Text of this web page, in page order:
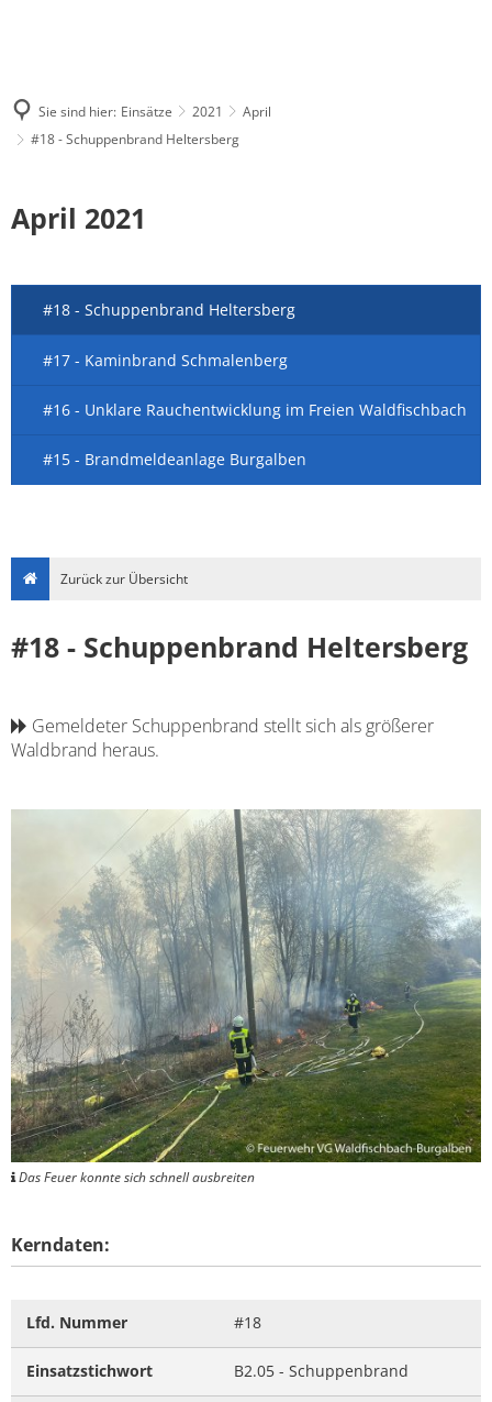
Sie sind hier: Einsätze 2021
April
#18 - Schuppenbrand Heltersberg
April 2021
#18 - Schuppenbrand Heltersberg
#17 - Kaminbrand Schmalenberg
#16 - Unklare Rauchentwicklung im Freien Waldfischbach
#15 - Brandmeldeanlage Burgalben
Zurück zur Übersicht
#18 - Schuppenbrand Heltersberg
Gemeldeter Schuppenbrand stellt sich als größerer
Waldbrand heraus.
Das Feuer konnte sich schnell ausbreiten
Kerndaten:
Lfd. Nummer #18
Einsatzstichwort B2.05 - Schuppenbrand